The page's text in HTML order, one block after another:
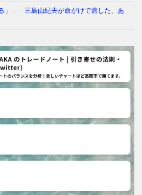
」——三島由紀夫が命がけで遺した、あ